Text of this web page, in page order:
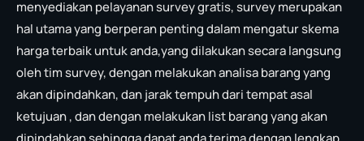
menyediakan pelayanan survey gratis, survey merupakan
hal utama yang berperan penting dalam mengatur skema
harga terbaik untuk anda,yang dilakukan secara langsung
oleh tim survey, dengan melakukan analisa barang yang
akan dipindahkan, dan jarak tempuh dari tempat asal
ketujuan , dan dengan melakukan list barang yang akan